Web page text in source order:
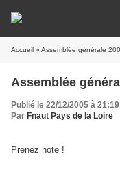
Accueil » Assemblée générale
Assemblée
Publié le 22/12/2005 à 21:19
Par Fnaut Pays de la Loire
Prenez note !